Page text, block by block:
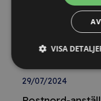
skattebrott
29/07/2024
VISA